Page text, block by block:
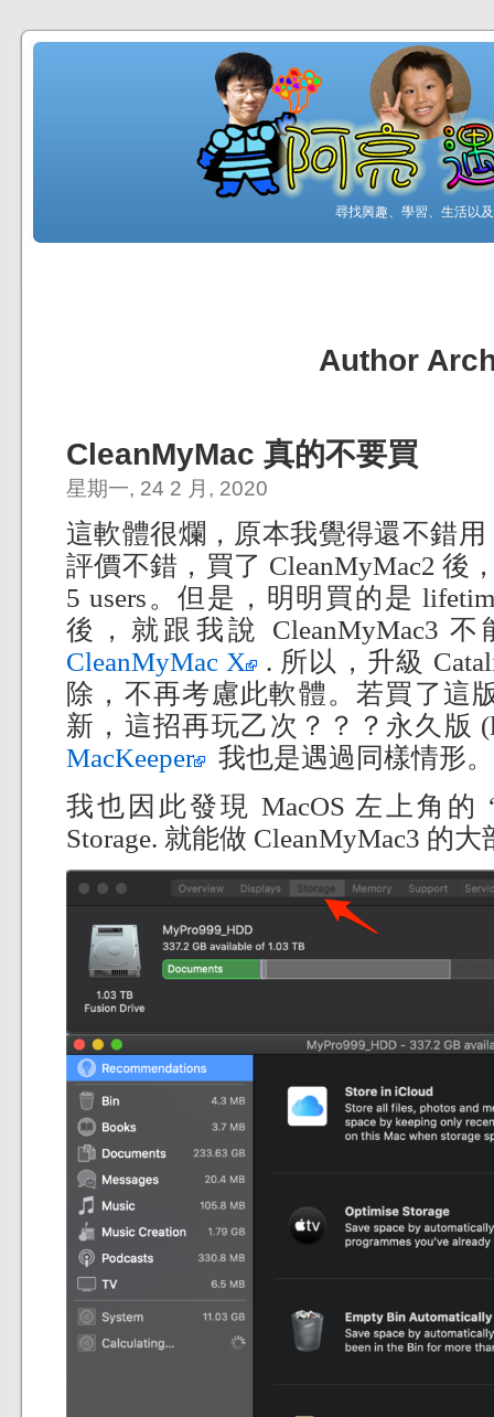
尋找興趣、學習、生活以
Author
CleanMyMac 真的不要買
星期一, 24 2 月, 2020
這軟體很爛，原本我覺得還不錯
評價不錯，買了 CleanMyMac2 後
5 users。但是，明明買的是
後，就跟我說 CleanMyMac3 不
CleanMyMac X
. 所以，升級
除，不再考慮此軟體。若買了這
新，這招再玩乙次？？？永久版
MacKeeper
我也是遇過同樣情形。
我也因此發現 MacOS 左上角的
Storage. 就能做 CleanMyMac3 的